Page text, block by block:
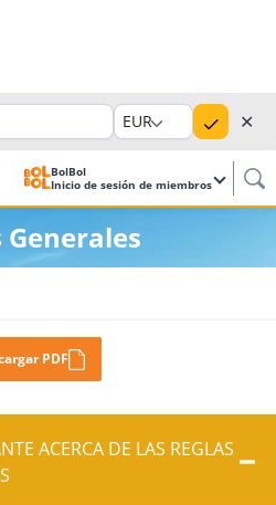
EUR ✕
BolBol
Inicio de sesión de miembros
Generales
PDF
ACERCA DE LAS REGLAS